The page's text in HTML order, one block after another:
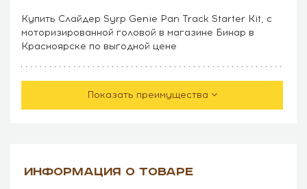
Купить Слайдер Syrp Genie Pan Track Starter Kit, с
моторизированной головой в магазине Бинар в
Красноярске по выгодной цене
Показать преимущества
ИНФОРМАЦИЯ О ТОВАРЕ